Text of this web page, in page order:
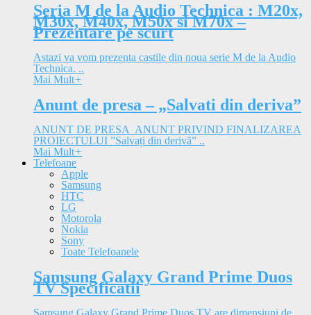
Seria M de la Audio Technica : M20x,
M30x, M40x, M50x si M70x –
Prezentare pe scurt
Astazi va vom prezenta castile din noua serie M de la Audio
Technica. ..
Mai Mult+
Anunt de presa – „Salvati din deriva”
ANUNT DE PRESA ANUNT PRIVIND FINALIZAREA
PROIECTULUI ”Salvați din derivă” ..
Mai Mult+
Telefoane
Apple
Samsung
HTC
LG
Motorola
Nokia
Sony
Toate Telefoanele
Samsung Galaxy Grand Prime Duos
TV Specificatii
Samsung Galaxy Grand Prime Duos TV are dimensiuni de